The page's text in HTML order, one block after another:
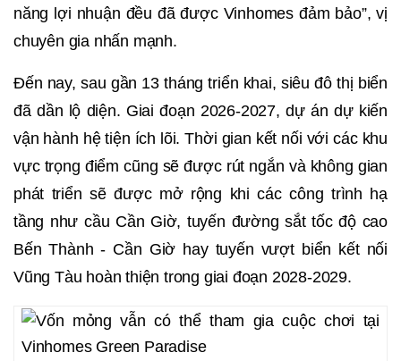
năng lợi nhuận đều đã được Vinhomes đảm bảo”, vị
chuyên gia nhấn mạnh.
Đến nay, sau gần 13 tháng triển khai, siêu đô thị biển
đã dần lộ diện. Giai đoạn 2026-2027, dự án dự kiến
vận hành hệ tiện ích lõi. Thời gian kết nối với các khu
vực trọng điểm cũng sẽ được rút ngắn và không gian
phát triển sẽ được mở rộng khi các công trình hạ
tầng như cầu Cần Giờ, tuyến đường sắt tốc độ cao
Bến Thành - Cần Giờ hay tuyến vượt biển kết nối
Vũng Tàu hoàn thiện trong giai đoạn 2028-2029.